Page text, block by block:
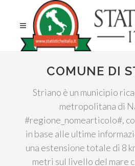
COMUNE DI
Striano è un municipio
metropolitana di
#regione_nomearticolo#,
in base alle ultime
una estensione totale di 8
metri sul livello del mare